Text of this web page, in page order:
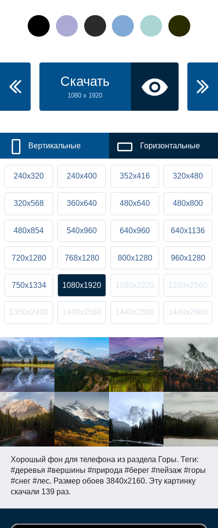
Хорошый фон для телефона из раздела Горы. Теги:
#деревья #вершины #природа #берег #пейзаж #горы
#снег #лес. Размер обоев 3840x2160. Эту картинку
скачали 139 раз.
Скачать
1080 x 1920
Вертикальные Горизонтальные
240x320 240x400 352x416 320x480
320x568 360x640 480x640 480x800
480x854 540x960 640x960 640x1136
720x1280 768x1280 800x1280 960x1280
750x1334 1080x1920 1080x2220 1280x2560
1350x2400 1440x2560 1440x2880 1440x2960